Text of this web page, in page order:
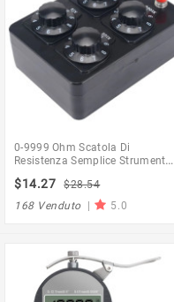
0-9999 Ohm Scatola Di
Resistenza Semplice Strumento
Resistenza A Dieci Anni Variabile
Di Precisione
$14.27
$28.54
168 Venduto | 5.0